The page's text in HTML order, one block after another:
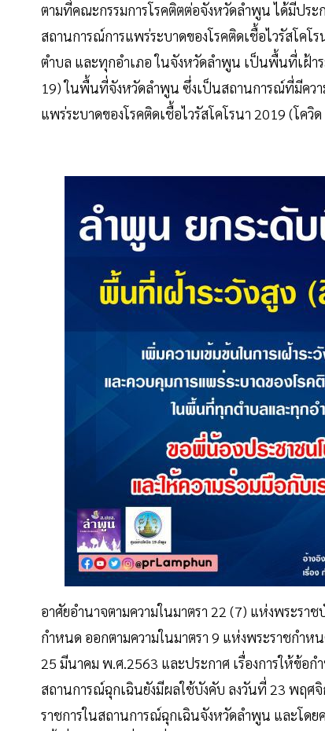
ตามที่คณะกรรมการโรคติตต่อจังหวัดลำพูน ได้มีปร
สถานการณ์การแพร่ระบาดของโรคติดเชื้อไวรัสโ
ตำบล และทุกอำเภอ ในจังหวัดลำพูน เป็นพื้นที่เฝ้าร
19) ในพื้นที่จังหวัดลำพูน ซึ่งเป็นสถานการณ์ที่มีควา
แพร่ระบาดของโรคติดเชื้อไวรัสโคโรนา 2019 (โค
อาศัยอำนาจตามความในมาตรา 22 (7) แห่งพระร
กำหนด ออกตามความในมาตรา 9 แห่งพระราชกำ
25 มีนาคม พ.ศ.2563 และประกาศ เรื่องการให้ข้อ
สถานการณ์ฉุกเฉินยังมีผลใช้บังคับ ลงวันที่ 23 พฤศ
ราชการในสถานการณ์ฉุกเฉินจังหวัดลำพูน และโด